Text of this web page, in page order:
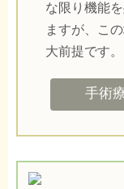
な限り機能
ますが、こ
大前提です。
手術